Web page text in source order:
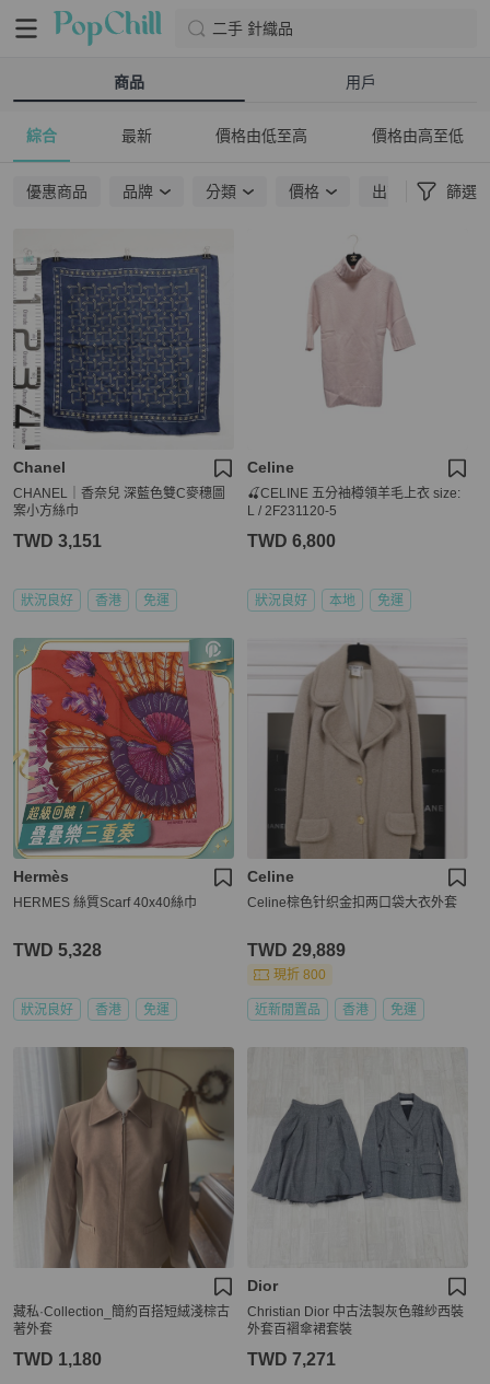
二手 針織品
商品 用戶
綜合 最新 價格由低至高 價格由高至低
優惠商品 品牌 分類 價格 出貨地點 篩選
Chanel
CHANEL｜香奈兒 深藍色雙C麥穗圖
案小方絲巾
TWD 3,151
狀況良好 香港 免運
Celine
🍒CELINE 五分袖樽領羊毛上衣 size:
L / 2F231120-5
TWD 6,800
狀況良好 本地 免運
Hermès
HERMES 絲質Scarf 40x40絲巾
TWD 5,328
狀況良好 香港 免運
Celine
Celine棕色针织金扣两口袋大衣外套
TWD 29,889
現折 800
近新閒置品 香港 免運
藏私·Collection_簡約百搭短絨淺棕古
著外套
TWD 1,180
Dior
Christian Dior 中古法製灰色雜紗西裝
外套百褶傘裙套裝
TWD 7,271